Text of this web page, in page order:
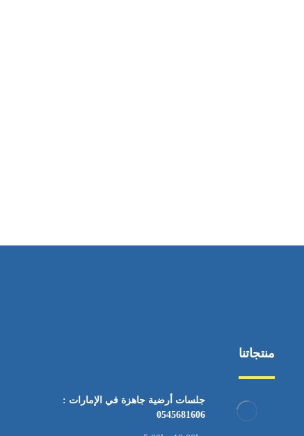
منتجاتنا
جلسات أرضية جاهزة في الإمارات :
0545681606